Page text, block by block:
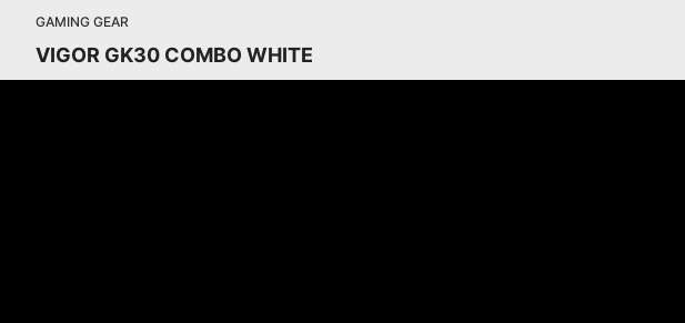
GAMING GEAR
VIGOR GK30 COMBO WHITE